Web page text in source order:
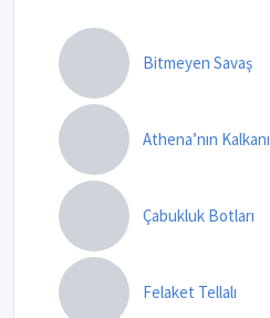
Bitmeyen Savaş
Athena’nın Kalkanı
Çabukluk Botları
Felaket Tellalı